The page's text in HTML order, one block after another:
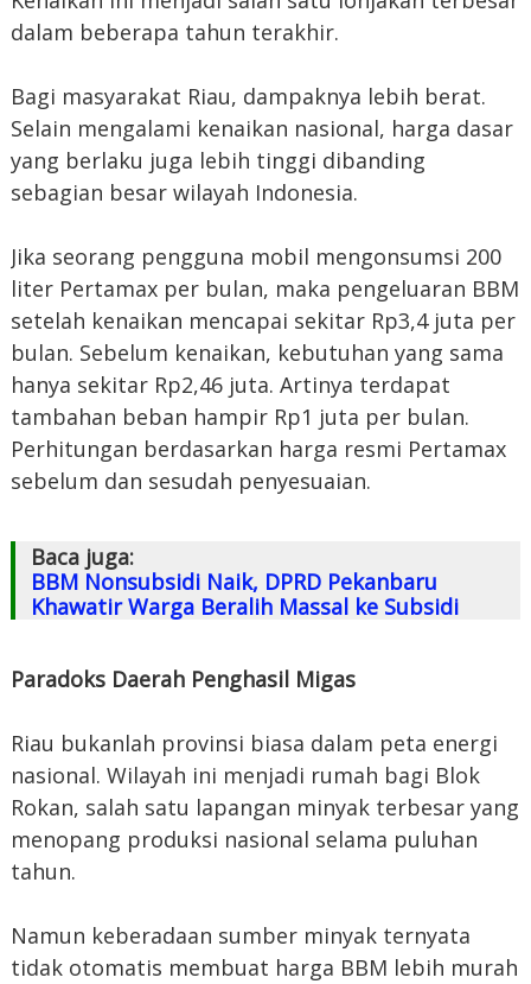
dalam beberapa tahun terakhir.
Bagi masyarakat Riau, dampaknya lebih berat.
Selain mengalami kenaikan nasional, harga dasar
yang berlaku juga lebih tinggi dibanding
sebagian besar wilayah Indonesia.
Jika seorang pengguna mobil mengonsumsi 200
liter Pertamax per bulan, maka pengeluaran BBM
setelah kenaikan mencapai sekitar Rp3,4 juta per
bulan. Sebelum kenaikan, kebutuhan yang sama
hanya sekitar Rp2,46 juta. Artinya terdapat
tambahan beban hampir Rp1 juta per bulan.
Perhitungan berdasarkan harga resmi Pertamax
sebelum dan sesudah penyesuaian.
Baca juga:
BBM Nonsubsidi Naik, DPRD Pekanbaru
Khawatir Warga Beralih Massal ke Subsidi
Paradoks Daerah Penghasil Migas
Riau bukanlah provinsi biasa dalam peta energi
nasional. Wilayah ini menjadi rumah bagi Blok
Rokan, salah satu lapangan minyak terbesar yang
menopang produksi nasional selama puluhan
tahun.
Namun keberadaan sumber minyak ternyata
tidak otomatis membuat harga BBM lebih murah